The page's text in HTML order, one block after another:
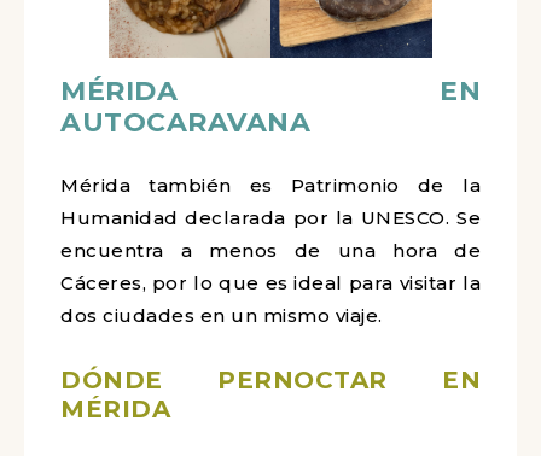
MÉRIDA EN
AUTOCARAVANA
Mérida también es Patrimonio de la
Humanidad declarada por la UNESCO. Se
encuentra a menos de una hora de
Cáceres, por lo que es ideal para visitar la
dos ciudades en un mismo viaje.
DÓNDE PERNOCTAR EN
MÉRIDA